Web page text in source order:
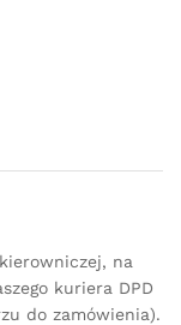
na
kuriera DPD
do zamówienia).